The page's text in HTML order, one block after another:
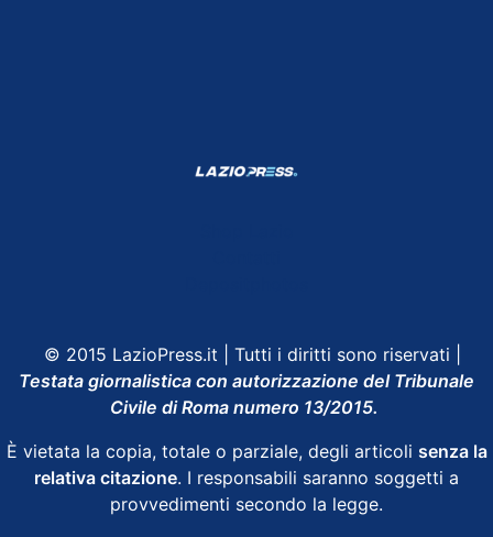
© 2015 LazioPress.it | Tutti i diritti sono riservati |
Testata giornalistica con autorizzazione del Tribunale
Civile di Roma numero 13/2015.
È vietata la copia, totale o parziale, degli articoli senza la
relativa citazione. I responsabili saranno soggetti a
provvedimenti secondo la legge.